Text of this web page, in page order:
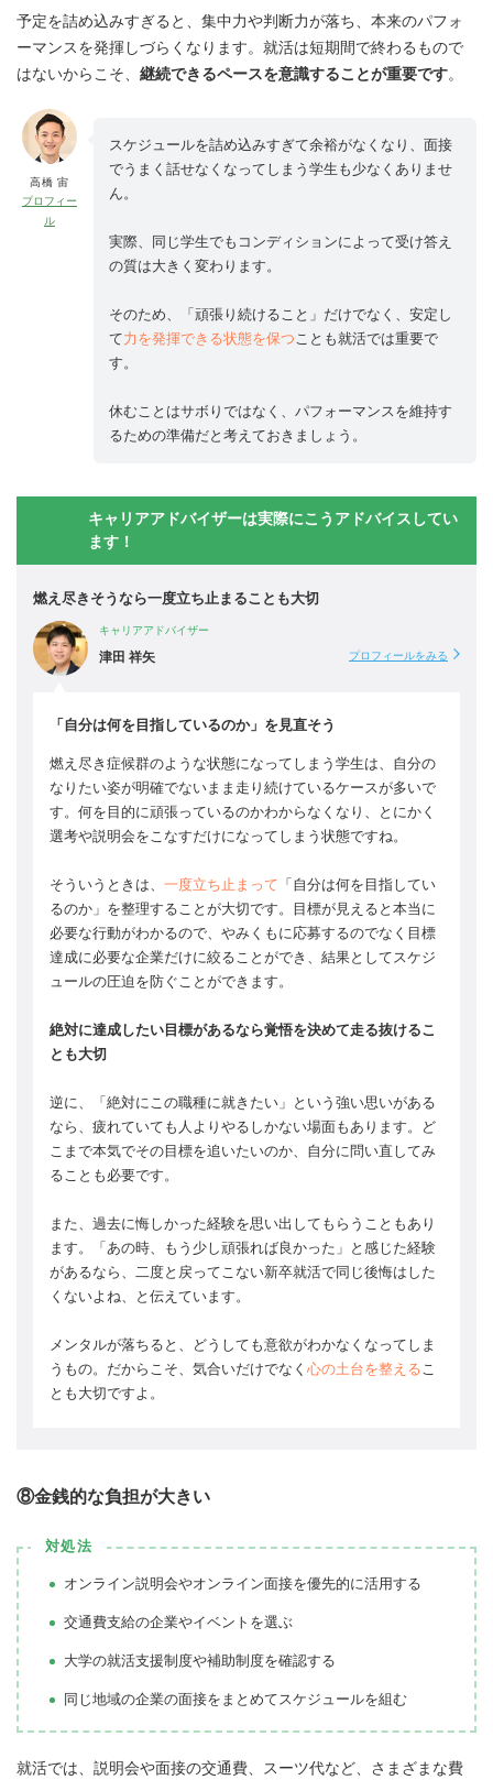
予定を詰め込みすぎると、集中力や判断力が落ち、本来のパフォ
ーマンスを発揮しづらくなります。就活は短期間で終わるもので
はないからこそ、 継続できるペースを意識することが重要です。
高橋 宙
プロフィー
ル
スケジュールを詰め込みすぎて余裕がなくなり、面接
でうまく話せなくなってしまう学生も少なくありませ
ん。
実際、同じ学生でもコンディションによって受け答え
の質は大きく変わります。
そのため、「頑張り続けること」だけでなく、安定し
て力を発揮できる状態を保つ ことも就活では重要で
す。
休むことはサボりではなく、パフォーマンスを維持す
るための準備だと考えておきましょう。
キャリアアドバイザーは実際にこうアドバイスしてい
ます！
燃え尽きそうなら一度立ち止まることも大切
キャリアアドバイザー
津田 祥矢 プロフィールをみる
「自分は何を目指しているのか」を見直そう
燃え尽き症候群のような状態になってしまう学生は、自分の
なりたい姿が明確でないまま走り続けているケースが多いで
す。何を目的に頑張っているのかわからなくなり、とにかく
選考や説明会をこなすだけになってしまう状態ですね。
そういうときは、 一度立ち止まって 「自分は何を目指してい
るのか」を整理することが大切です。目標が見えると本当に
必要な行動がわかるので、やみくもに応募するのでなく目標
達成に必要な企業だけに絞ることができ、結果としてスケジ
ュールの圧迫を防ぐことができます。
絶対に達成したい目標があるなら覚悟を決めて走る抜けるこ
とも大切
逆に、「絶対にこの職種に就きたい」という強い思いがある
なら、疲れていても人よりやるしかない場面もあります。ど
こまで本気でその目標を追いたいのか、自分に問い直してみ
ることも必要です。
また、過去に悔しかった経験を思い出してもらうこともあり
ます。「あの時、もう少し頑張れば良かった」と感じた経験
があるなら、二度と戻ってこない新卒就活で同じ後悔はした
くないよね、と伝えています。
メンタルが落ちると、どうしても意欲がわかなくなってしま
うもの。だからこそ、気合いだけでなく 心の土台を整える こ
とも大切ですよ。
⑧金銭的な負担が大きい
対処法
オンライン説明会やオンライン面接を優先的に活用する
交通費支給の企業やイベントを選ぶ
大学の就活支援制度や補助制度を確認する
同じ地域の企業の面接をまとめてスケジュールを組む
就活では、説明会や面接の交通費、スーツ代など、さまざまな費